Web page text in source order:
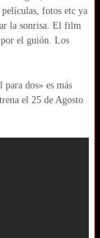
fotos etc ya
la sonrisa. El film
por el guión. Los
dos» es más
el 25 de Agosto